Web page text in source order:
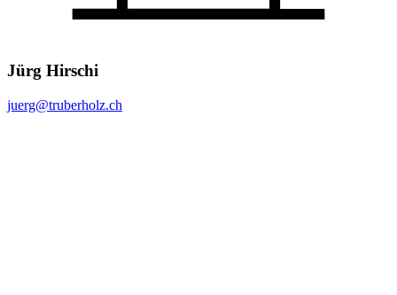
Jürg Hirschi
juerg@truberholz.ch